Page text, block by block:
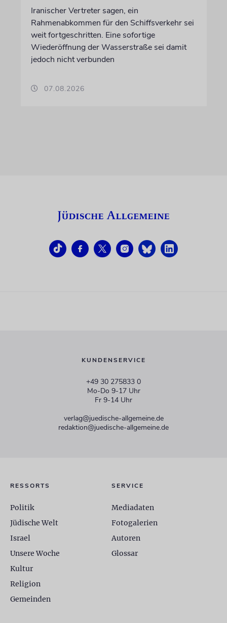
Iranischer Vertreter sagen, ein
Rahmenabkommen für den Schiffsverkehr sei
weit fortgeschritten. Eine sofortige
Wiederöffnung der Wasserstraße sei damit
jedoch nicht verbunden
07.08.2026
KUNDENSERVICE
+49 30 275833 0
Mo-Do 9-17 Uhr
Fr 9-14 Uhr
verlag@juedische-allgemeine.de
redaktion@juedische-allgemeine.de
RESSORTS
Politik
Jüdische Welt
Israel
Unsere Woche
Kultur
Religion
Gemeinden
SERVICE
Mediadaten
Fotogalerien
Autoren
Glossar